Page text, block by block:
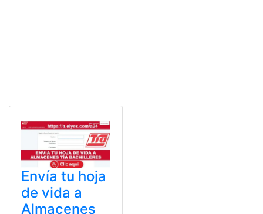
Envía tu hoja
de vida a
Almacenes